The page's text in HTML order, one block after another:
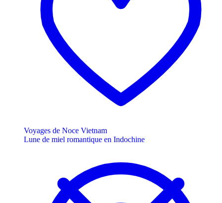
Voyages de Noce Vietnam
Lune de miel romantique en Indochine